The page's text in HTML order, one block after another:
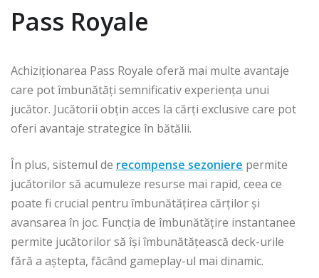
Pass Royale
Achiziționarea Pass Royale oferă mai multe avantaje
care pot îmbunătăți semnificativ experiența unui
jucător. Jucătorii obțin acces la cărți exclusive care pot
oferi avantaje strategice în bătălii.
În plus, sistemul de recompense sezoniere permite
jucătorilor să acumuleze resurse mai rapid, ceea ce
poate fi crucial pentru îmbunătățirea cărților și
avansarea în joc. Funcția de îmbunătățire instantanee
permite jucătorilor să își îmbunătățească deck-urile
fără a aștepta, făcând gameplay-ul mai dinamic.